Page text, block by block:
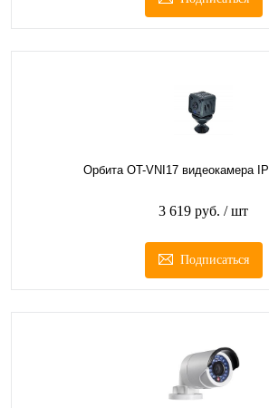
Орбита OT-VNI17 видеокамера
3 619 руб. / шт
Подписаться